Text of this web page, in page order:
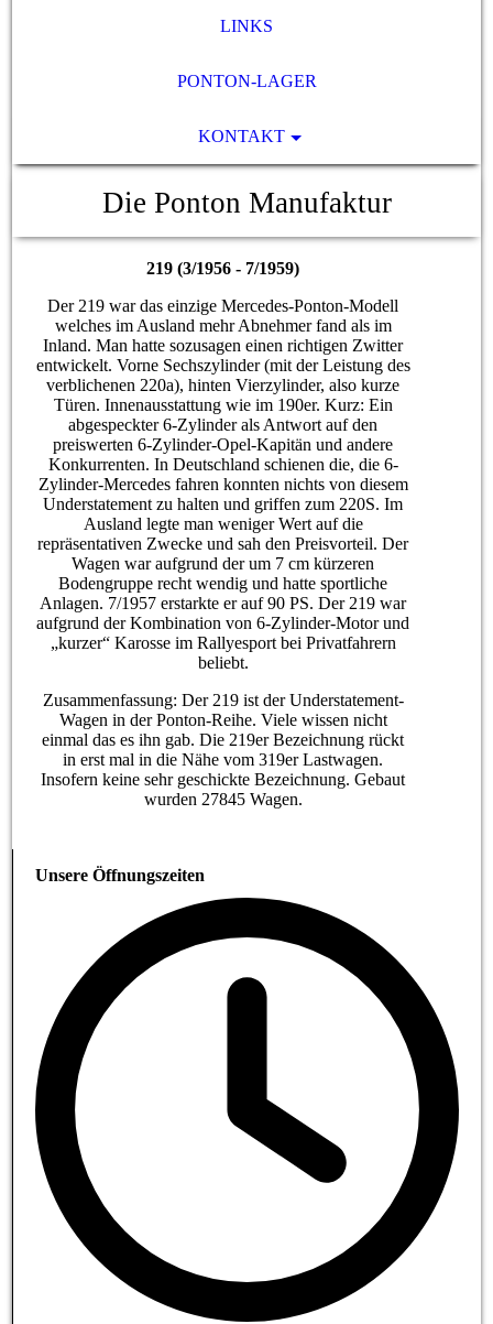
LINKS
PONTON-LAGER
KONTAKT
Die Ponton Manufaktur
219 (3/1956 - 7/1959)
Der 219 war das einzige Mercedes-Ponton-Modell
welches im Ausland mehr Abnehmer fand als im
Inland. Man hatte sozusagen einen richtigen Zwitter
entwickelt. Vorne Sechszylinder (mit der Leistung des
verblichenen 220a), hinten Vierzylinder, also kurze
Türen. Innenausstattung wie im 190er. Kurz: Ein
abgespeckter 6-Zylinder als Antwort auf den
preiswerten 6-Zylinder-Opel-Kapitän und andere
Konkurrenten. In Deutschland schienen die, die 6-
Zylinder-Mercedes fahren konnten nichts von diesem
Understatement zu halten und griffen zum 220S. Im
Ausland legte man weniger Wert auf die
repräsentativen Zwecke und sah den Preisvorteil. Der
Wagen war aufgrund der um 7 cm kürzeren
Bodengruppe recht wendig und hatte sportliche
Anlagen. 7/1957 erstarkte er auf 90 PS. Der 219 war
aufgrund der Kombination von 6-Zylinder-Motor und
„kurzer“ Karosse im Rallyesport bei Privatfahrern
beliebt.
Zusammenfassung: Der 219 ist der Understatement-
Wagen in der Ponton-Reihe. Viele wissen nicht
einmal das es ihn gab. Die 219er Bezeichnung rückt
in erst mal in die Nähe vom 319er Lastwagen.
Insofern keine sehr geschickte Bezeichnung. Gebaut
wurden 27845 Wagen.
Unsere Öffnungszeiten